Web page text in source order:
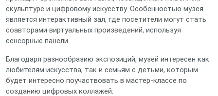
скульптуре и цифровому искусству. Особенностью музея
является интерактивный зал, где посетители могут стать
соавторами виртуальных произведений, используя
сенсорные панели.
Благодаря разнообразию экспозиций, музей интересен как
любителям искусства, так и семьям с детьми, которым
будет интересно поучаствовать в мастер‑классе по
созданию цифровых коллажей.